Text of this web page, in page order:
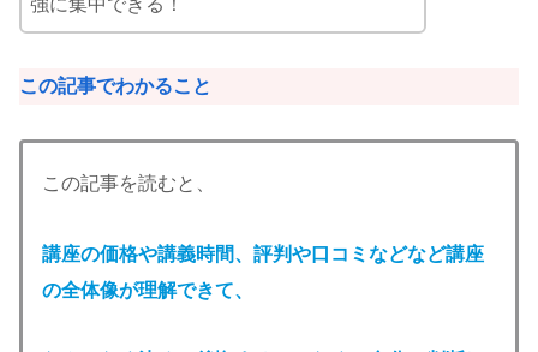
強に集中できる！
この記事でわかること
この記事を読むと、
講座の価格や講義時間、評判や口コミなどなど講座
の全体像が理解できて、